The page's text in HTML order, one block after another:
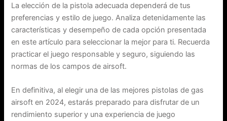
La elección de la pistola adecuada dependerá de tus
preferencias y estilo de juego. Analiza detenidamente las
características y desempeño de cada opción presentada
en este artículo para seleccionar la mejor para ti. Recuerda
practicar el juego responsable y seguro, siguiendo las
normas de los campos de airsoft.
En definitiva, al elegir una de las mejores pistolas de gas
airsoft en 2024, estarás preparado para disfrutar de un
rendimiento superior y una experiencia de juego